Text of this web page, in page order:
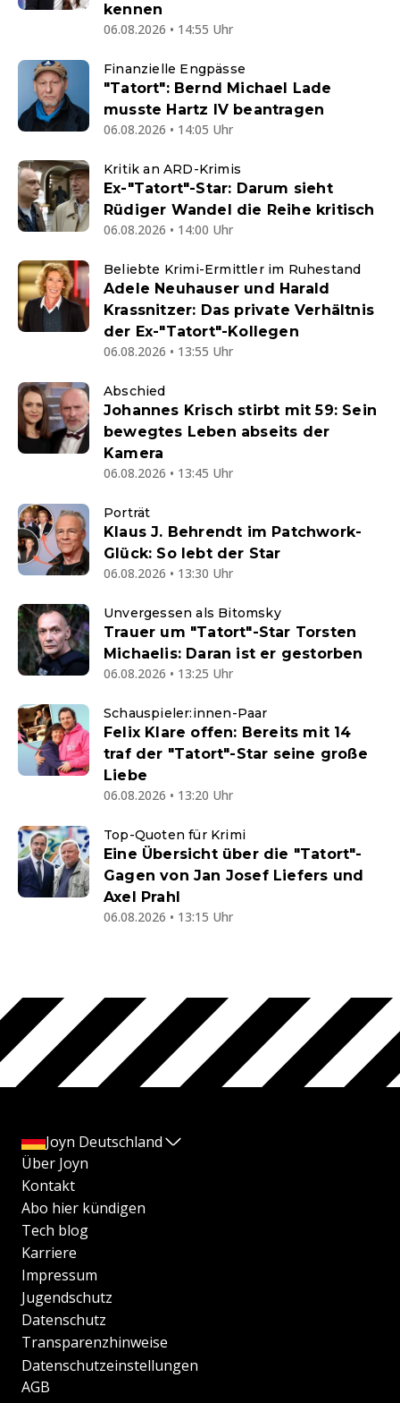
kennen
06.08.2026 • 14:55 Uhr
Finanzielle Engpässe
"Tatort": Bernd Michael Lade
musste Hartz IV beantragen
06.08.2026 • 14:05 Uhr
Kritik an ARD-Krimis
Ex-"Tatort"-Star: Darum sieht
Rüdiger Wandel die Reihe kritisch
06.08.2026 • 14:00 Uhr
Beliebte Krimi-Ermittler im Ruhestand
Adele Neuhauser und Harald
Krassnitzer: Das private Verhältnis
der Ex-"Tatort"-Kollegen
06.08.2026 • 13:55 Uhr
Abschied
Johannes Krisch stirbt mit 59: Sein
bewegtes Leben abseits der
Kamera
06.08.2026 • 13:45 Uhr
Porträt
Klaus J. Behrendt im Patchwork-
Glück: So lebt der Star
06.08.2026 • 13:30 Uhr
Unvergessen als Bitomsky
Trauer um "Tatort"-Star Torsten
Michaelis: Daran ist er gestorben
06.08.2026 • 13:25 Uhr
Schauspieler:innen-Paar
Felix Klare offen: Bereits mit 14
traf der "Tatort"-Star seine große
Liebe
06.08.2026 • 13:20 Uhr
Top-Quoten für Krimi
Eine Übersicht über die "Tatort"-
Gagen von Jan Josef Liefers und
Axel Prahl
06.08.2026 • 13:15 Uhr
Joyn Deutschland
Über Joyn
Kontakt
Abo hier kündigen
Tech blog
Karriere
Impressum
Jugendschutz
Datenschutz
Transparenzhinweise
Datenschutzeinstellungen
AGB